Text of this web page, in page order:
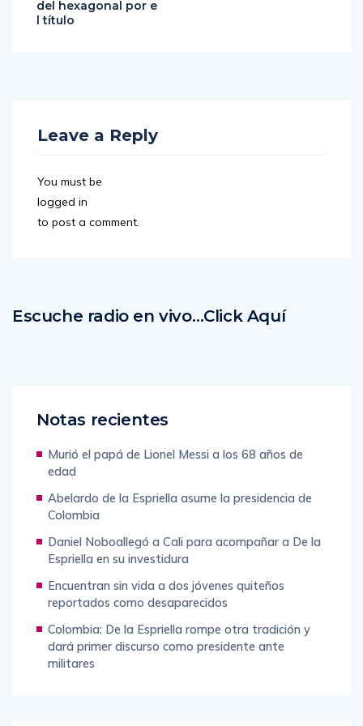
del hexagonal por e
l título
Leave a Reply
You must be
logged in
to post a comment.
Escuche radio en vivo…Click Aquí
Notas recientes
Murió el papá de Lionel Messi a los 68 años de
edad
Abelardo de la Espriella asume la presidencia de
Colombia
Daniel Noboallegó a Cali para acompañar a De la
Espriella en su investidura
Encuentran sin vida a dos jóvenes quiteños
reportados como desaparecidos
Colombia: De la Espriella rompe otra tradición y
dará primer discurso como presidente ante
militares